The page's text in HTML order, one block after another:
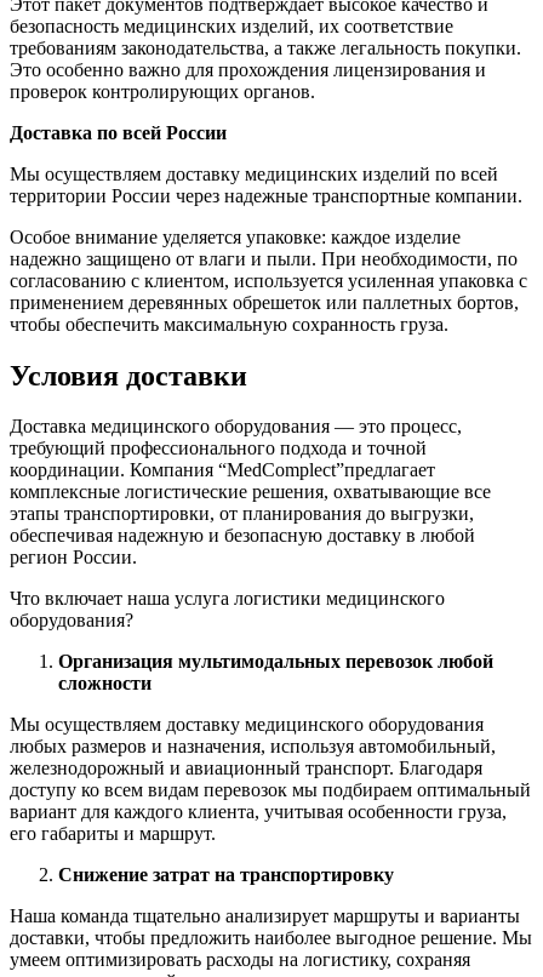
безопасность медицинских изделий, их соответствие
требованиям законодательства, а также легальность покупки.
Это особенно важно для прохождения лицензирования и
проверок контролирующих органов.
Доставка по всей России
Мы осуществляем доставку медицинских изделий по всей
территории России через надежные транспортные компании.
Особое внимание уделяется упаковке: каждое изделие
надежно защищено от влаги и пыли. При необходимости, по
согласованию с клиентом, используется усиленная упаковка с
применением деревянных обрешеток или паллетных бортов,
чтобы обеспечить максимальную сохранность груза.
Условия доставки
Доставка медицинского оборудования — это процесс,
требующий профессионального подхода и точной
координации. Компания “MedComplect”предлагает
комплексные логистические решения, охватывающие все
этапы транспортировки, от планирования до выгрузки,
обеспечивая надежную и безопасную доставку в любой
регион России.
Что включает наша услуга логистики медицинского
оборудования?
Организация мультимодальных перевозок любой
сложности
Мы осуществляем доставку медицинского оборудования
любых размеров и назначения, используя автомобильный,
железнодорожный и авиационный транспорт. Благодаря
доступу ко всем видам перевозок мы подбираем оптимальный
вариант для каждого клиента, учитывая особенности груза,
его габариты и маршрут.
Снижение затрат на транспортировку
Наша команда тщательно анализирует маршруты и варианты
доставки, чтобы предложить наиболее выгодное решение. Мы
умеем оптимизировать расходы на логистику, сохраняя